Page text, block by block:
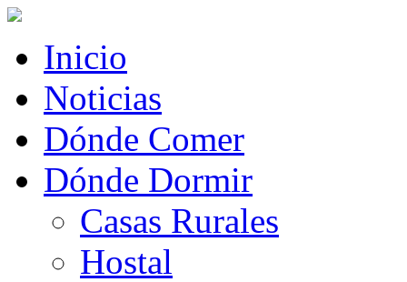
Inicio
Noticias
Dónde Comer
Dónde Dormir
Casas Rurales
Hostal